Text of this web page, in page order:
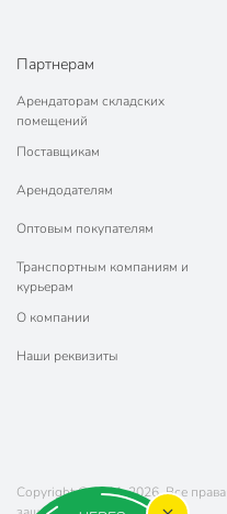
Партнерам
Арендаторам складских
помещений
Поставщикам
Арендодателям
Оптовым покупателям
Транспортным компаниям и
курьерам
О компании
Наши реквизиты
Copyright © 2011-2026. Все права